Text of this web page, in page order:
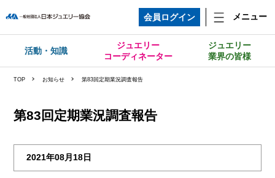
会員ログイン メニュー
活動・知識
ジュエリー
コーディネーター
ジュエリー
業界の皆様
TOP お知らせ 第83回定期業況調査報告
第83回定期業況調査報告
2021年08月18日